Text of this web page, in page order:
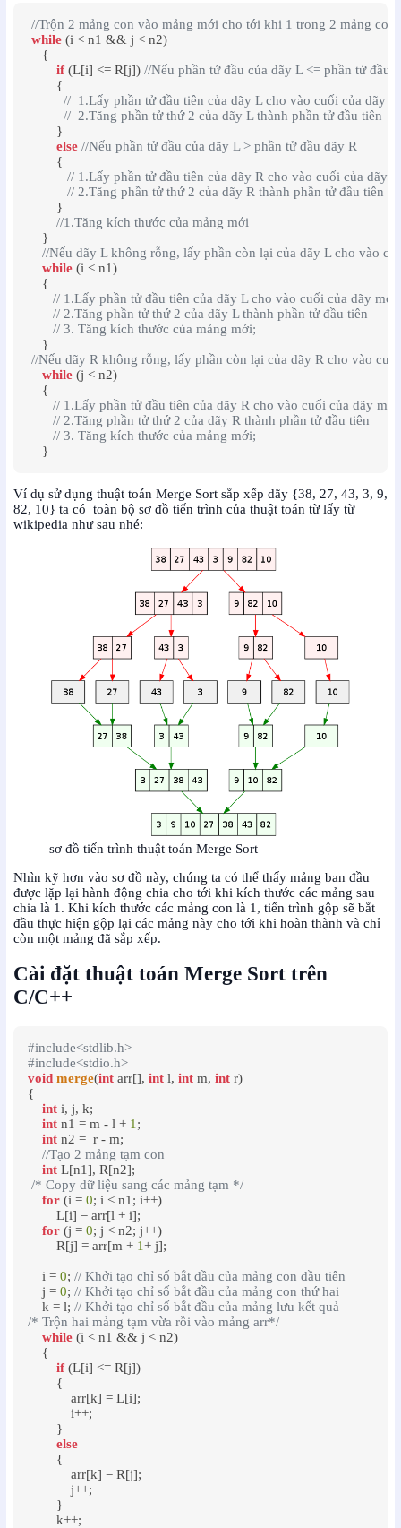
//Trộn 2 mảng con vào mảng mới cho tới khi 1 trong 2 mảng con
while (i < n1 && j < n2)
    {
if (L[i] <= R[j]) //Nếu phần tử đầu của dãy L <= phần tử đầu
        {
//  1.Lấy phần tử đầu tiên của dãy L cho vào cuối của dãy
//  2.Tăng phần tử thứ 2 của dãy L thành phần tử đầu tiên
        }
else //Nếu phần tử đầu của dãy L > phần tử đầu dãy R
        {
// 1.Lấy phần tử đầu tiên của dãy R cho vào cuối của dãy
// 2.Tăng phần tử thứ 2 của dãy R thành phần tử đầu tiên
        }
//1.Tăng kích thước của mảng mới
    }
//Nếu dãy L không rỗng, lấy phần còn lại của dãy L cho vào
while (i < n1)
    {
// 1.Lấy phần tử đầu tiên của dãy L cho vào cuối của dãy mới.
// 2.Tăng phần tử thứ 2 của dãy L thành phần tử đầu tiên
// 3. Tăng kích thước của mảng mới;
    }
//Nếu dãy R không rỗng, lấy phần còn lại của dãy R cho vào
while (j < n2)
    {
// 1.Lấy phần tử đầu tiên của dãy R cho vào cuối của dãy mới.
// 2.Tăng phần tử thứ 2 của dãy R thành phần tử đầu tiên
// 3. Tăng kích thước của mảng mới;
    }
Ví dụ sử dụng thuật toán Merge Sort sắp xếp dãy {38, 27, 43, 3, 9,
82, 10} ta có toàn bộ sơ đồ tiến trình của thuật toán từ lấy từ
wikipedia như sau nhé:
sơ đồ tiến trình thuật toán Merge Sort
Nhìn kỹ hơn vào sơ đồ này, chúng ta có thể thấy mảng ban đầu
được lặp lại hành động chia cho tới khi kích thước các mảng sau
chia là 1. Khi kích thước các mảng con là 1, tiến trình gộp sẽ bắt
đầu thực hiện gộp lại các mảng này cho tới khi hoàn thành và chỉ
còn một mảng đã sắp xếp.
Cài đặt thuật toán Merge Sort trên
C/C++
#include<stdlib.h>
#include<stdio.h>
void merge(int arr[], int l, int m, int r)
{
int i, j, k;
int n1 = m - l + 1 ;
int n2 =  r - m;
//Tạo 2 mảng tạm con
int L[n1], R[n2];
/* Copy dữ liệu sang các mảng tạm */
for (i = 0; i < n1; i++)
        L[i] = arr[l + i];
for (j = 0; j < n2; j++)
        R[j] = arr[m +
1+ j];
    i =
0; // Khởi tạo chỉ số bắt đầu của mảng con đầu tiên
    j =
0; // Khởi tạo chỉ số bắt đầu của mảng con thứ hai
    k = l;
// Khởi tạo chỉ số bắt đầu của mảng lưu kết quả
/* Trộn hai mảng tạm vừa rồi vào mảng arr*/
while (i < n1 && j < n2)
    {
if (L[i] <= R[j])
        {
            arr[k] = L[i];
            i++;
        }
else
        {
            arr[k] = R[j];
            j++;
        }
        k++;